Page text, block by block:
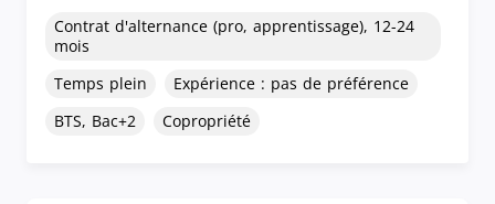
Contrat d'alternance (pro, apprentissage), 12-24
mois
Temps plein
Expérience : pas de préférence
BTS, Bac+2
Copropriété